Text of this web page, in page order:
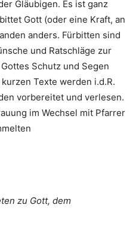
Gläubigen. Es ist ganz
Gott (oder eine Kraft, an
anders. Fürbitten sind
und Ratschläge zur
Schutz und Segen
Texte werden i.d.R.
vorbereitet und verlesen.
im Wechsel mit Pfarrer
zu Gott, dem